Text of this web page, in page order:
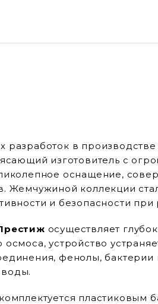
разработок в
изготовитель с
оснащение,
Жемчужиной коллекции
и безопасности
осуществляет
осмоса, устройство
фенолы, бактерии
пластиковым